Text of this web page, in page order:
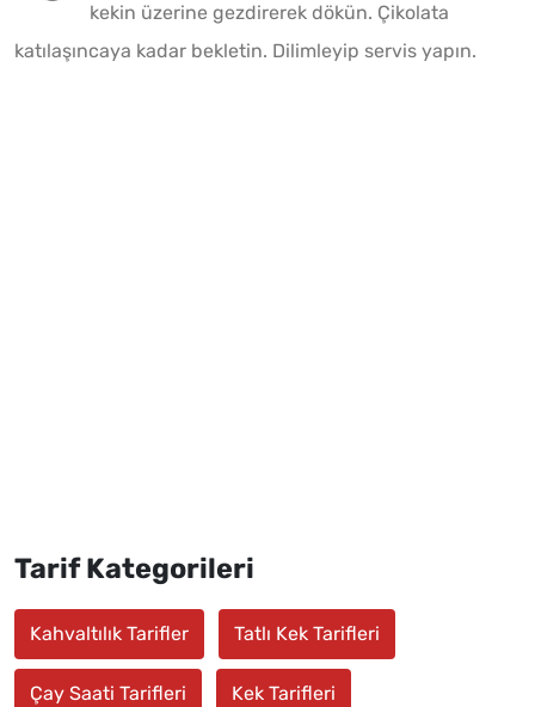
kekin üzerine gezdirerek dökün. Çikolata
katılaşıncaya kadar bekletin. Dilimleyip servis yapın.
Tarif Kategorileri
Kahvaltılık Tarifler Tatlı Kek Tarifleri
Çay Saati Tarifleri Kek Tarifleri